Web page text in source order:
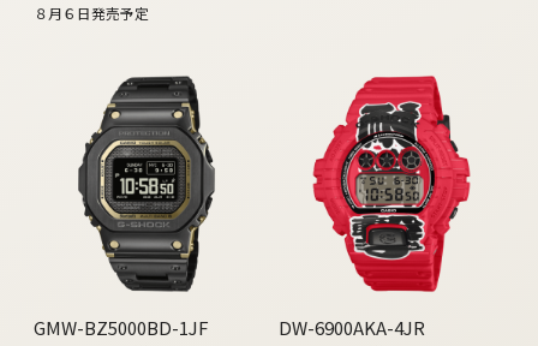
８月６日発売予定
GMW-BZ5000BD-1JF
DW-6900AKA-4JR